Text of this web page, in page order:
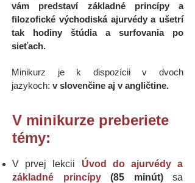
vám predstaví základné princípy a
filozofické východiská ajurvédy a ušetrí
tak hodiny štúdia a surfovania po
sieťach.
Minikurz je k dispozícii v dvoch
jazykoch: v slovenčine aj v angličtine.
V minikurze preberiete
témy:
V prvej lekcii Úvod do ajurvédy a
základné princípy(85 minút)sa